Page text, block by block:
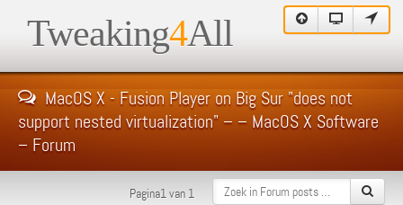
Tweaking4All
MacOS X - Fusion Player on Big Sur "does not
support nested virtualization" – – MacOS X Software
– Forum
Pagina1 van 1